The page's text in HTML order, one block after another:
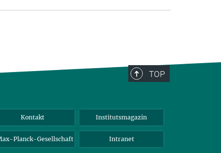
TOP
Kontakt Institutsmagazin
Planck-Gesellschaft Intranet